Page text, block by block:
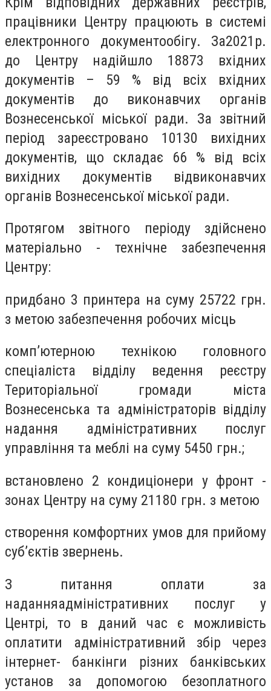
працівники Центру працюють в системі
електронного документообігу. За2021р.
до Центру надійшло 18873 вхідних
документів – 59 % від всіх вхідних
документів до виконавчих органів
Вознесенської міської ради. За звітний
період зареєстровано 10130 вихідних
документів, що складає 66 % від всіх
вихідних документів відвиконавчих
органів Вознесенської міської ради.
Протягом звітного періоду здійснено
матеріально - технічне забезпечення
Центру:
придбано 3 принтера на суму 25722 грн.
з метою забезпечення робочих місць
комп’ютерною технікою головного
спеціаліста відділу ведення реєстру
Територіальної громади міста
Вознесенська та адміністраторів відділу
надання адміністративних послуг
управління та меблі на суму 5450 грн.;
встановлено 2 кондиціонери у фронт -
зонах Центру на суму 21180 грн. з метою
створення комфортних умов для прийому
суб’єктів звернень.
З питання оплати за
наданняадміністративних послуг у
Центрі, то в даний час є можливість
оплатити адміністративний збір через
інтернет- банкінги різних банківських
установ за допомогою безоплатного